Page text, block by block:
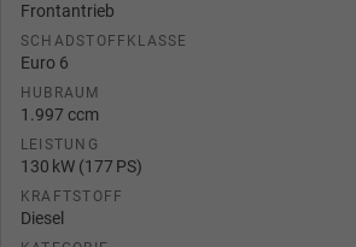
Frontantrieb
SCHADSTOFFKLASSE
Euro 6
HUBRAUM
1.997 ccm
LEISTUNG
130 kW (177 PS)
KRAFTSTOFF
Diesel